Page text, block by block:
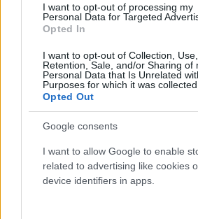
I want to opt-out of processing my
Personal Data for Targeted
Opted In
I want to opt-out of Collection, Use,
Retention, Sale, and/or Sharing of
Personal Data that Is Unrelated
Purposes for which it was collected.
Opted Out
Google consents
I want to allow Google to enable
related to advertising like cookies
device identifiers in apps.